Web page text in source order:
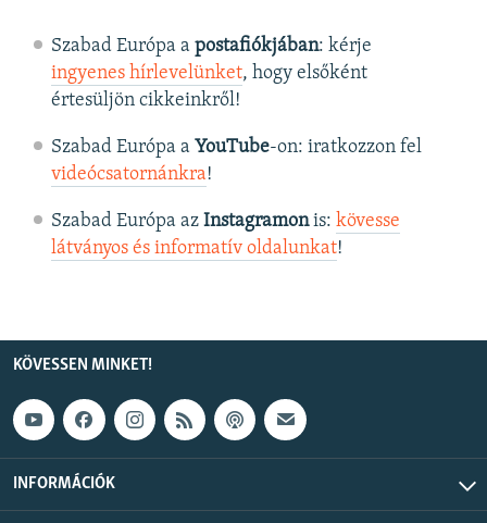
Szabad Európa a postafiókjában: kérje
ingyenes hírlevelünket, hogy elsőként
értesüljön cikkeinkről!
Szabad Európa a YouTube-on: iratkozzon fel
videócsatornánkra!
Szabad Európa az Instagramonis: kövesse
látványos és informatív oldalunkat! ​
KÖVESSEN MINKET!
INFORMÁCIÓK